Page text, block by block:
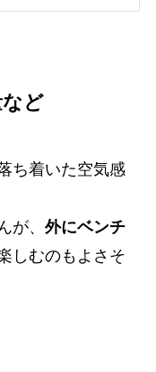
ど
ち着いた空気感
が、 外にベンチ
しむのもよさそ